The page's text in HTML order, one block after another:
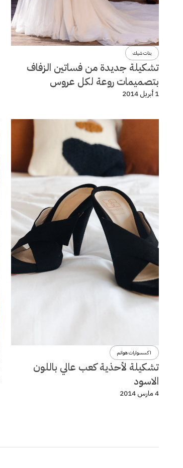
بنات شيك
تشكيلة جديدة من فساتين الزفاف
بتصميمات روعة لكل عروس
1 أبريل 2014
اكسسوارات هوانم
تشكيلة لأحذية كعب عالي باللون
الاسود
4 مارس 2014